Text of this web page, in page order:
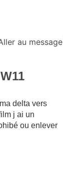
au message
delta vers
j ai un
ou enlever